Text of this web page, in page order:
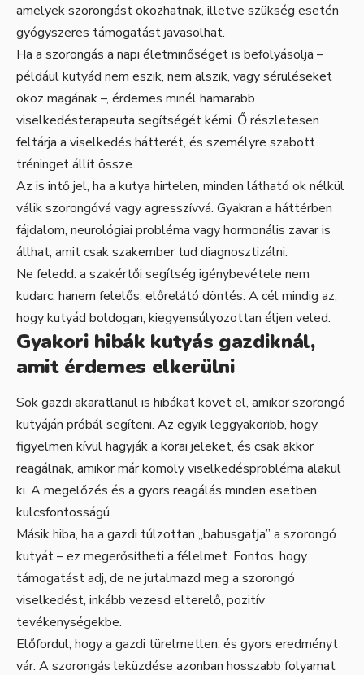
amelyek szorongást okozhatnak, illetve szükség esetén
gyógyszeres támogatást javasolhat.
Ha a szorongás a napi életminőséget is befolyásolja –
például kutyád nem eszik, nem alszik, vagy sérüléseket
okoz magának –, érdemes minél hamarabb
viselkedésterapeuta segítségét kérni. Ő részletesen
feltárja a viselkedés hátterét, és személyre szabott
tréninget állít össze.
Az is intő jel, ha a kutya hirtelen, minden látható ok nélkül
válik szorongóvá vagy agresszívvá. Gyakran a háttérben
fájdalom, neurológiai probléma vagy hormonális zavar is
állhat, amit csak szakember tud diagnosztizálni.
Ne feledd: a szakértői segítség igénybevétele nem
kudarc, hanem felelős, előrelátó döntés. A cél mindig az,
hogy kutyád boldogan, kiegyensúlyozottan éljen veled.
Gyakori hibák kutyás gazdiknál,
amit érdemes elkerülni
Sok gazdi akaratlanul is hibákat követ el, amikor szorongó
kutyáján próbál segíteni. Az egyik leggyakoribb, hogy
figyelmen kívül hagyják a korai jeleket, és csak akkor
reagálnak, amikor már komoly viselkedésprobléma alakul
ki. A megelőzés és a gyors reagálás minden esetben
kulcsfontosságú.
Másik hiba, ha a gazdi túlzottan „babusgatja” a szorongó
kutyát – ez megerősítheti a félelmet. Fontos, hogy
támogatást adj, de ne jutalmazd meg a szorongó
viselkedést, inkább vezesd elterelő, pozitív
tevékenységekbe.
Előfordul, hogy a gazdi türelmetlen, és gyors eredményt
vár. A szorongás leküzdése azonban hosszabb folyamat